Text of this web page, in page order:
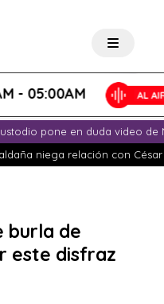
pone en duda video de
niega relación con
burla de
este disfraz